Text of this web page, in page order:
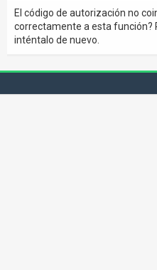
El código de autorización no
correctamente a esta función?
inténtalo de nuevo.